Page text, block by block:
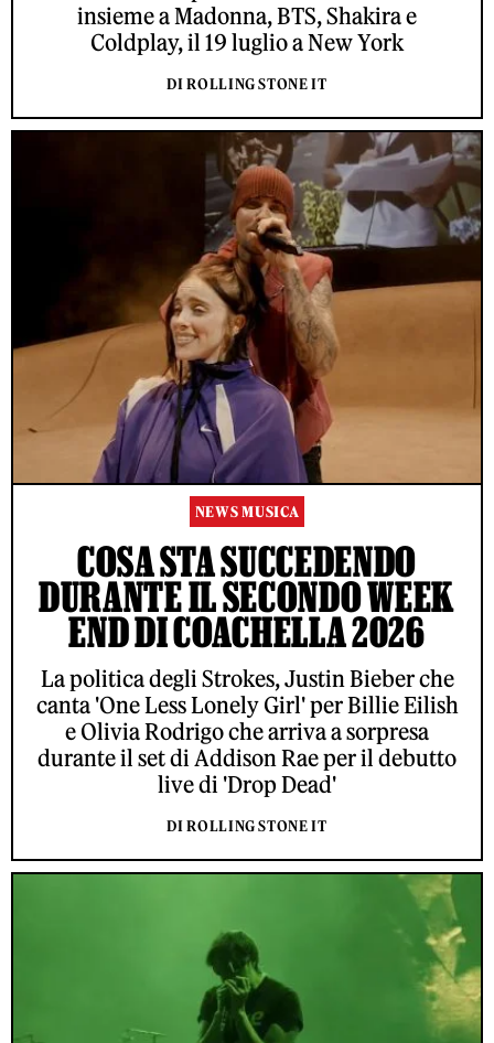
insieme a Madonna, BTS, Shakira e
Coldplay, il 19 luglio a New York
DI ROLLING STONE IT
NEWS MUSICA
COSA STA SUCCEDENDO
DURANTE IL SECONDO WEEK
END DI COACHELLA 2026
La politica degli Strokes, Justin Bieber che
canta 'One Less Lonely Girl' per Billie Eilish
e Olivia Rodrigo che arriva a sorpresa
durante il set di Addison Rae per il debutto
live di 'Drop Dead'
DI ROLLING STONE IT